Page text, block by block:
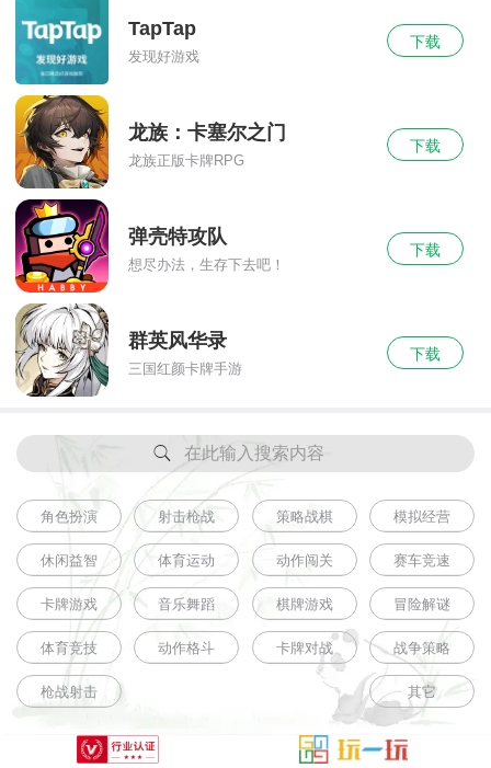
TapTap
发现好游戏
下载
龙族：卡塞尔之门
龙族正版卡牌RPG
下载
弹壳特攻队
想尽办法，生存下去吧！
下载
群英风华录
三国红颜卡牌手游
下载
在此输入搜索内容
角色扮演 射击枪战 策略战棋 模拟经营
休闲益智 体育运动 动作闯关 赛车竞速
卡牌游戏 音乐舞蹈 棋牌游戏 冒险解谜
体育竞技 动作格斗 卡牌对战 战争策略
枪战射击 其它